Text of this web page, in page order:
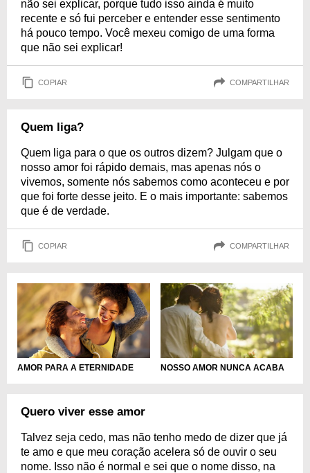
não sei explicar, porque tudo isso ainda é muito
recente e só fui perceber e entender esse sentimento
há pouco tempo. Você mexeu comigo de uma forma
que não sei explicar!
COPIAR COMPARTILHAR
Quem liga?
Quem liga para o que os outros dizem? Julgam que o
nosso amor foi rápido demais, mas apenas nós o
vivemos, somente nós sabemos como aconteceu e por
que foi forte desse jeito. E o mais importante: sabemos
que é de verdade.
COPIAR COMPARTILHAR
AMOR PARA A ETERNIDADE NOSSO AMOR NUNCA ACABA
Quero viver esse amor
Talvez seja cedo, mas não tenho medo de dizer que já
te amo e que meu coração acelera só de ouvir o seu
nome. Isso não é normal e sei que o nome disso, na